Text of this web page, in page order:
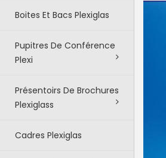
Boites Et Bacs Plexiglas
Pupitres De Conférence
Plexi
Présentoirs De Brochures
Plexiglass
Cadres Plexiglas